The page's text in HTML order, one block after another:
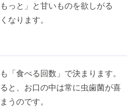
っと」と甘いものを欲しがる
なります。
「食べる回数」で決まります。
と、お口の中は常に虫歯菌が喜
うのです。